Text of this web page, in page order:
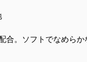
。ソフトでなめらか